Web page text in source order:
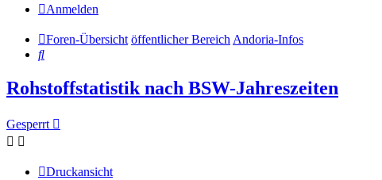
Anmelden
Foren-Übersicht öffentlicher BereichAndoria-Infos
Suche
Rohstoffstatistik nach BSW-Jahreszeiten
Gesperrt
Druckansicht